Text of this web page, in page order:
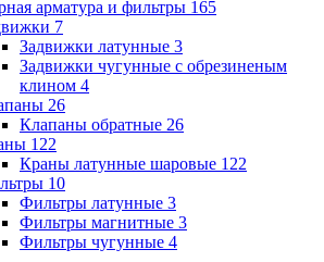
арматура и фильтры 165
7
Задвижки латунные 3
Задвижки чугунные с обрезиненым
клином 4
26
Клапаны обратные 26
122
Краны латунные шаровые 122
10
Фильтры латунные 3
Фильтры магнитные 3
Фильтры чугунные 4